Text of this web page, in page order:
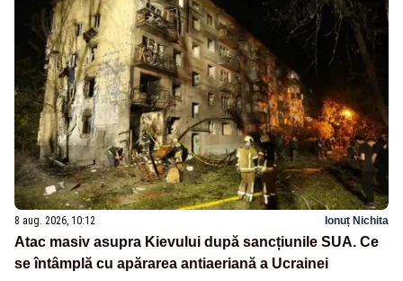
8 aug. 2026, 10:12 Ionuț Nichita
Atac masiv asupra Kievului după sancțiunile SUA. Ce
se întâmplă cu apărarea antiaeriană a Ucrainei